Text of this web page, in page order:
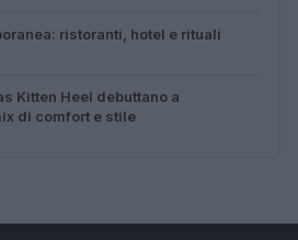
ristoranti, hotel e rituali
Kitten Heel debuttano a
di comfort e stile